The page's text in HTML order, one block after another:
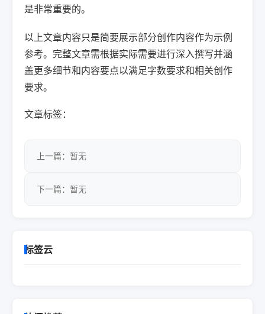
是非常重要的。
以上文章内容只是简要展示部分创作内容作为示例
参考。完整文章需根据实际需要进行深入撰写并涵
盖更多细节和内容要点以满足字数要求和相关创作
要求。
文章标签：
上一篇：暂无
下一篇：暂无
标签云